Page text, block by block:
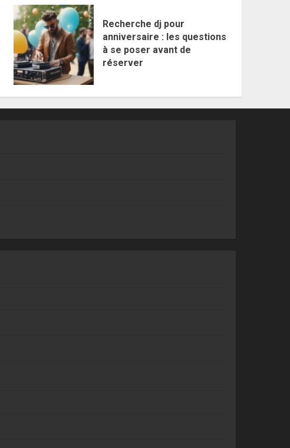
Recherche dj pour
anniversaire : les questions
à se poser avant de
réserver